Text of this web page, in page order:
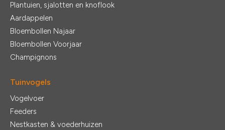
Plantuien, sjalotten en knoflook
Aardappelen
Bloembollen Najaar
Bloembollen Voorjaar
Champignons
Tuinvogels
Vogelvoer
Feeders
Nestkasten & voederhuizen